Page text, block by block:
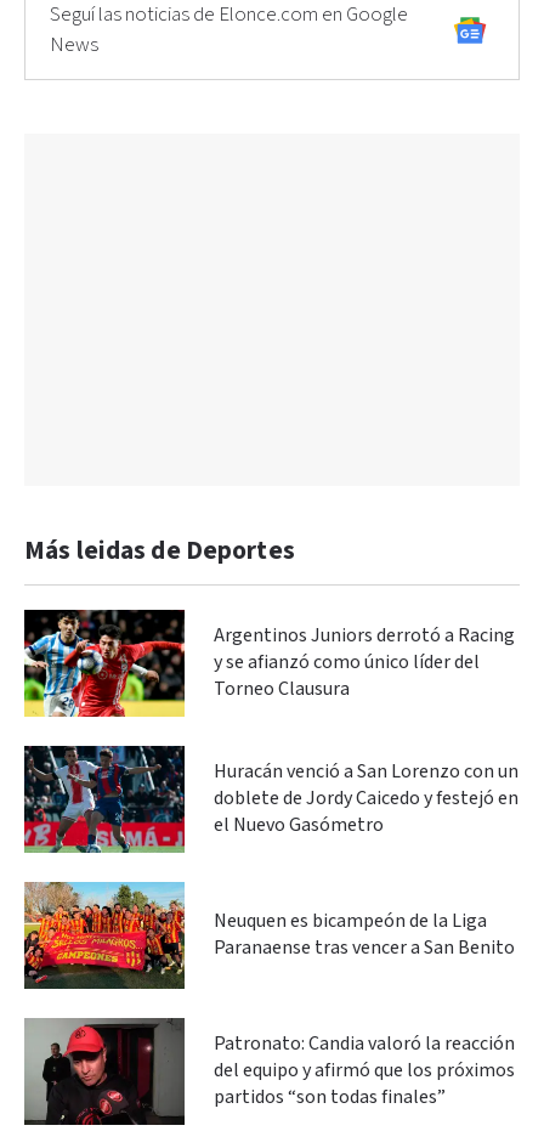
Seguí las noticias de Elonce.com en Google
News
Más leidas de Deportes
Argentinos Juniors derrotó a Racing
y se afianzó como único líder del
Torneo Clausura
Huracán venció a San Lorenzo con un
doblete de Jordy Caicedo y festejó en
el Nuevo Gasómetro
Neuquen es bicampeón de la Liga
Paranaense tras vencer a San Benito
Patronato: Candia valoró la reacción
del equipo y afirmó que los próximos
partidos “son todas finales”